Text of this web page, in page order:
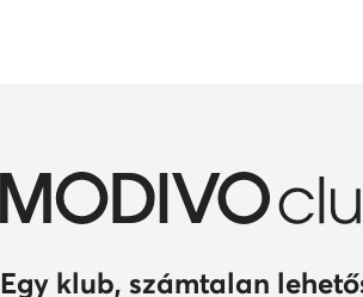
Egy klub, számtalan